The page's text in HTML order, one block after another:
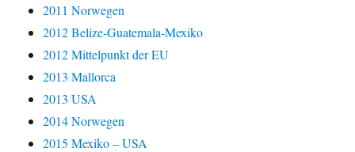
2011 Norwegen
2012 Belize-Guatemala-Mexiko
2012 Mittelpunkt der EU
2013 Mallorca
2013 USA
2014 Norwegen
2015 Mexiko – USA